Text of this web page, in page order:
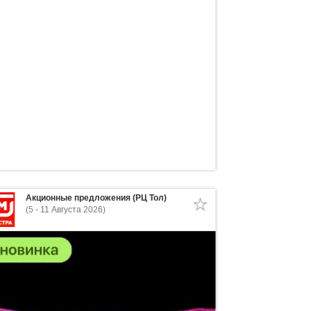
Акционные предложения (РЦ Тол)
(5 - 11 Августа 2026)